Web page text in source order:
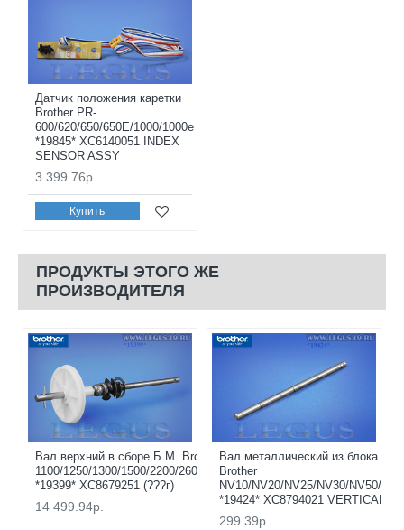
Датчик положения каретки
Brother PR-
600/620/650/650E/1000/1000e
*19845* XC6140051 INDEX
SENSOR ASSY
3 399.76р.
Купить
ПРОДУКТЫ ЭТОГО ЖЕ
ПРОИЗВОДИТЕЛЯ
Вал верхний в сборе Б.М. Brother NV-
1100/1250/1300/1500/2200/2600/4000/5000
*19399* XC8679251 (???г)
14 499.94р.
Вал металлический из блока
Brother
NV10/NV20/NV25/NV30/NV50/
*19424* XC8794021 VERTICAL
299.39р.